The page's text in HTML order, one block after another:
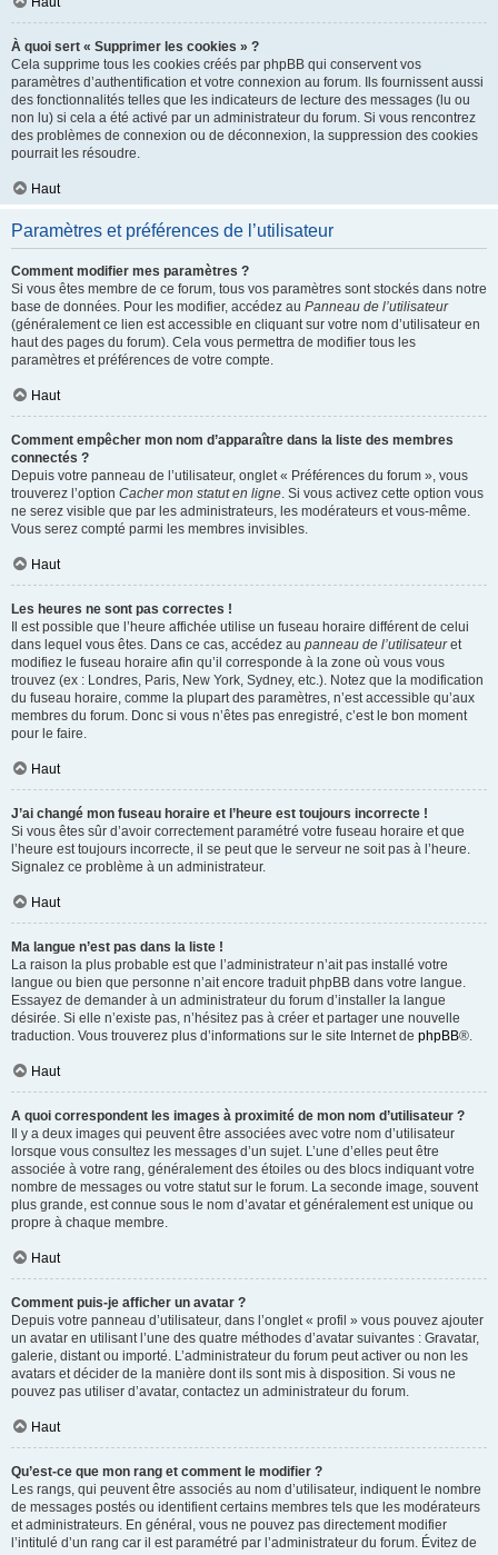
À quoi sert « Supprimer les cookies » ?
Cela supprime tous les cookies créés par phpBB qui conservent vos
paramètres d’authentification et votre connexion au forum. Ils fournissent aussi
des fonctionnalités telles que les indicateurs de lecture des messages (lu ou
non lu) si cela a été activé par un administrateur du forum. Si vous rencontrez
des problèmes de connexion ou de déconnexion, la suppression des cookies
pourrait les résoudre.
Haut
Paramètres et préférences de l’utilisateur
Comment modifier mes paramètres ?
Si vous êtes membre de ce forum, tous vos paramètres sont stockés dans notre
base de données. Pour les modifier, accédez au Panneau de l’utilisateur
(généralement ce lien est accessible en cliquant sur votre nom d’utilisateur en
haut des pages du forum). Cela vous permettra de modifier tous les
paramètres et préférences de votre compte.
Haut
Comment empêcher mon nom d’apparaître dans la liste des membres
connectés ?
Depuis votre panneau de l’utilisateur, onglet « Préférences du forum », vous
trouverez l’option Cacher mon statut en ligne. Si vous activez cette option vous
ne serez visible que par les administrateurs, les modérateurs et vous-même.
Vous serez compté parmi les membres invisibles.
Haut
Les heures ne sont pas correctes !
Il est possible que l’heure affichée utilise un fuseau horaire différent de celui
dans lequel vous êtes. Dans ce cas, accédez au panneau de l’utilisateuret
modifiez le fuseau horaire afin qu’il corresponde à la zone où vous vous
trouvez (ex : Londres, Paris, New York, Sydney, etc.). Notez que la modification
du fuseau horaire, comme la plupart des paramètres, n’est accessible qu’aux
membres du forum. Donc si vous n’êtes pas enregistré, c’est le bon moment
pour le faire.
Haut
J’ai changé mon fuseau horaire et l’heure est toujours incorrecte !
Si vous êtes sûr d’avoir correctement paramétré votre fuseau horaire et que
l’heure est toujours incorrecte, il se peut que le serveur ne soit pas à l’heure.
Signalez ce problème à un administrateur.
Haut
Ma langue n’est pas dans la liste !
La raison la plus probable est que l’administrateur n’ait pas installé votre
langue ou bien que personne n’ait encore traduit phpBB dans votre langue.
Essayez de demander à un administrateur du forum d’installer la langue
désirée. Si elle n’existe pas, n’hésitez pas à créer et partager une nouvelle
traduction. Vous trouverez plus d’informations sur le site Internet de phpBB®.
Haut
A quoi correspondent les images à proximité de mon nom d’utilisateur ?
Il y a deux images qui peuvent être associées avec votre nom d’utilisateur
lorsque vous consultez les messages d’un sujet. L’une d’elles peut être
associée à votre rang, généralement des étoiles ou des blocs indiquant votre
nombre de messages ou votre statut sur le forum. La seconde image, souvent
plus grande, est connue sous le nom d’avatar et généralement est unique ou
propre à chaque membre.
Haut
Comment puis-je afficher un avatar ?
Depuis votre panneau d’utilisateur, dans l’onglet « profil » vous pouvez ajouter
un avatar en utilisant l’une des quatre méthodes d’avatar suivantes : Gravatar,
galerie, distant ou importé. L’administrateur du forum peut activer ou non les
avatars et décider de la manière dont ils sont mis à disposition. Si vous ne
pouvez pas utiliser d’avatar, contactez un administrateur du forum.
Haut
Qu’est-ce que mon rang et comment le modifier ?
Les rangs, qui peuvent être associés au nom d’utilisateur, indiquent le nombre
de messages postés ou identifient certains membres tels que les modérateurs
et administrateurs. En général, vous ne pouvez pas directement modifier
l’intitulé d’un rang car il est paramétré par l’administrateur du forum. Évitez de